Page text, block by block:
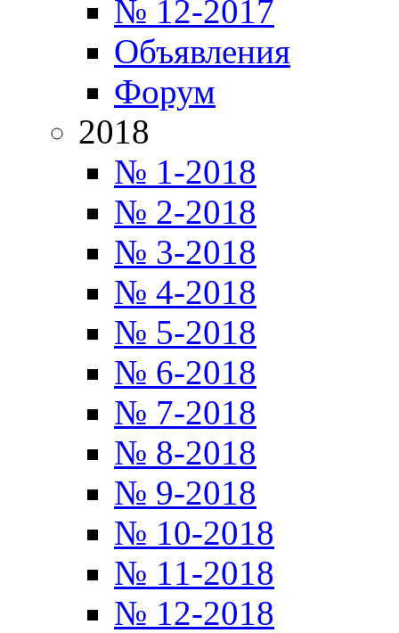
№ 12-2017
Объявления
Форум
2018
№ 1-2018
№ 2-2018
№ 3-2018
№ 4-2018
№ 5-2018
№ 6-2018
№ 7-2018
№ 8-2018
№ 9-2018
№ 10-2018
№ 11-2018
№ 12-2018